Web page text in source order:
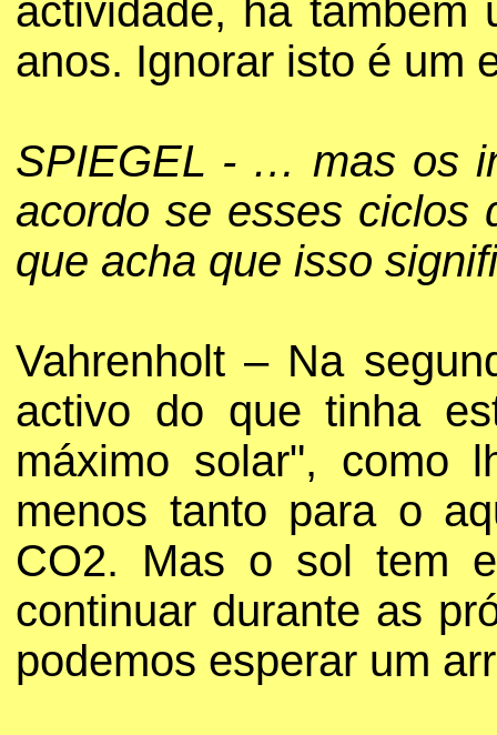
actividade, há
anos. Ignorar isto é um
SPIEGEL - … mas os
acordo se esses ciclos
que acha que isso
Vahrenholt – Na
activo do que tinha
máximo solar", como
menos tanto para o
CO2. Mas o sol tem
continuar durante as
podemos esperar um